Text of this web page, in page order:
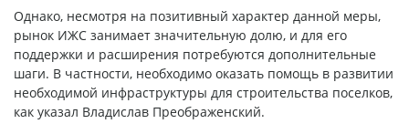
Однако, несмотря на позитивный характер данной меры,
рынок ИЖС занимает значительную долю, и для его
поддержки и расширения потребуются дополнительные
шаги. В частности, необходимо оказать помощь в развитии
необходимой инфраструктуры для строительства поселков,
как указал Владислав Преображенский.